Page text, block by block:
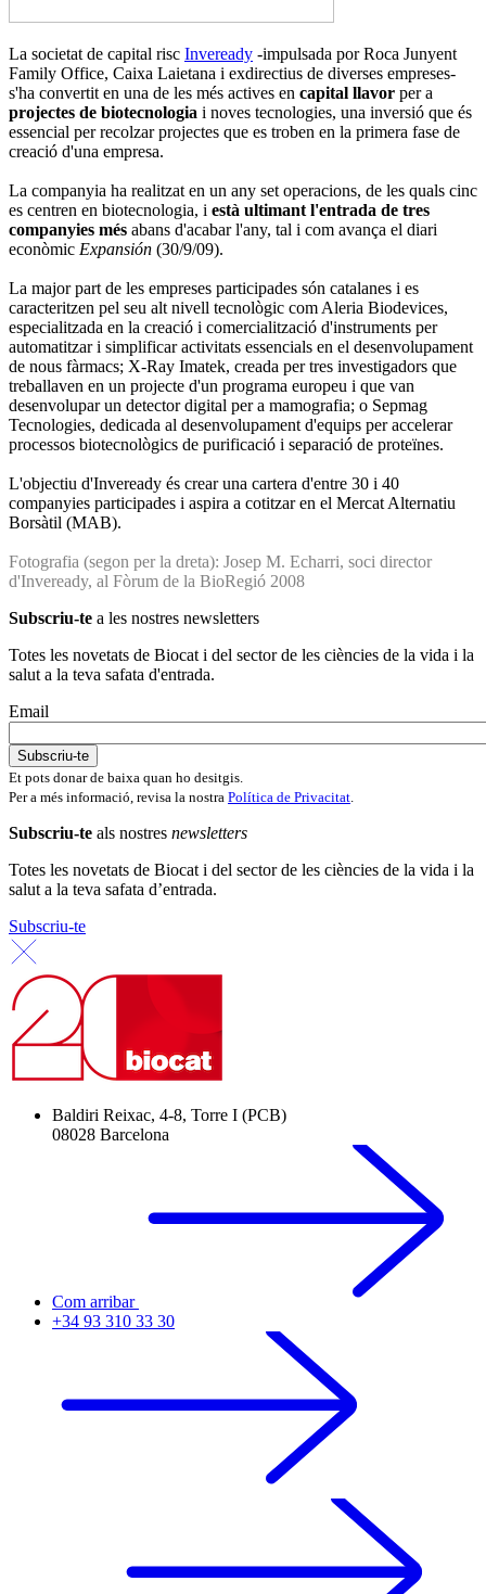
La societat de capital risc Inveready -impulsada por Roca Junyent
Family Office, Caixa Laietana i exdirectius de diverses empreses-
s'ha convertit en una de les més actives en capital llavor per a
projectes de biotecnologia i noves tecnologies, una inversió que és
essencial per recolzar projectes que es troben en la primera fase de
creació d'una empresa.
La companyia ha realitzat en un any set operacions, de les quals cinc
es centren en biotecnologia, i està ultimant l'entrada de tres
companyies més abans d'acabar l'any, tal i com avança el diari
econòmic Expansión (30/9/09).
La major part de les empreses participades són catalanes i es
caracteritzen pel seu alt nivell tecnològic com Aleria Biodevices,
especialitzada en la creació i comercialització d'instruments per
automatitzar i simplificar activitats essencials en el desenvolupament
de nous fàrmacs; X-Ray Imatek, creada per tres investigadors que
treballaven en un projecte d'un programa europeu i que van
desenvolupar un detector digital per a mamografia; o Sepmag
Tecnologies, dedicada al desenvolupament d'equips per accelerar
processos biotecnològics de purificació i separació de proteïnes.
L'objectiu d'Inveready és crear una cartera d'entre 30 i 40
companyies participades i aspira a cotitzar en el Mercat Alternatiu
Borsàtil (MAB).
Fotografia (segon per la dreta): Josep M. Echarri, soci director
d'Inveready, al Fòrum de la BioRegió 2008
Subscriu-te a les nostres newsletters
Totes les novetats de Biocat i del sector de les ciències de la vida i la
salut a la teva safata d'entrada.
Email
Et pots donar de baixa quan ho desitgis.
Per a més informació, revisa la nostra Política de Privacitat.
Subscriu-te als nostres newsletters
Totes les novetats de Biocat i del sector de les ciències de la vida i la
salut a la teva safata d’entrada.
Subscriu-te
Baldiri Reixac, 4-8, Torre I (PCB)
08028 Barcelona
Com arribar
+34 93 310 33 30